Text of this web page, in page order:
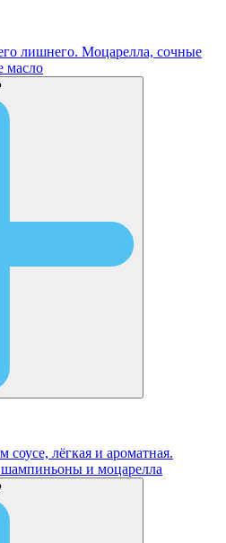
лишнего. Моцарелла, сочные
масло
лёгкая и ароматная.
и моцарелла